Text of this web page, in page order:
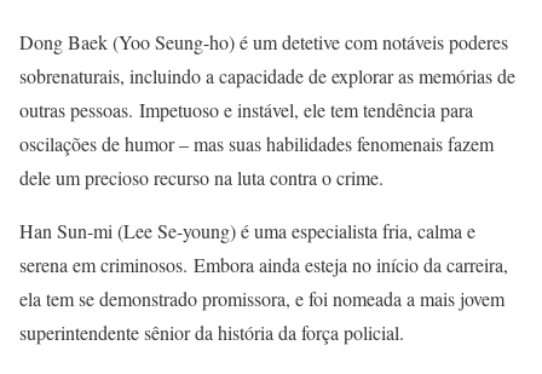
Dong Baek (Yoo Seung-ho) é um detetive com notáveis poderes
sobrenaturais, incluindo a capacidade de explorar as memórias de
outras pessoas. Impetuoso e instável, ele tem tendência para
oscilações de humor – mas suas habilidades fenomenais fazem
dele um precioso recurso na luta contra o crime.
Han Sun-mi (Lee Se-young) é uma especialista fria, calma e
serena em criminosos. Embora ainda esteja no início da carreira,
ela tem se demonstrado promissora, e foi nomeada a mais jovem
superintendente sênior da história da força policial.